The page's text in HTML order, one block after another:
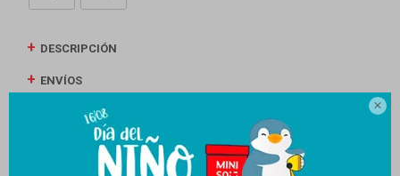

DESCRIPCIÓN
ENVÍOS
CAMBIOS Y DEVOLUCIONES
MEDIOS DE PAGO